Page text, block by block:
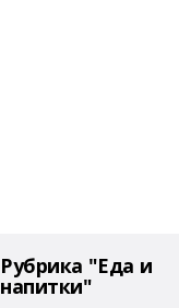
Рубрика "Еда и
напитки"